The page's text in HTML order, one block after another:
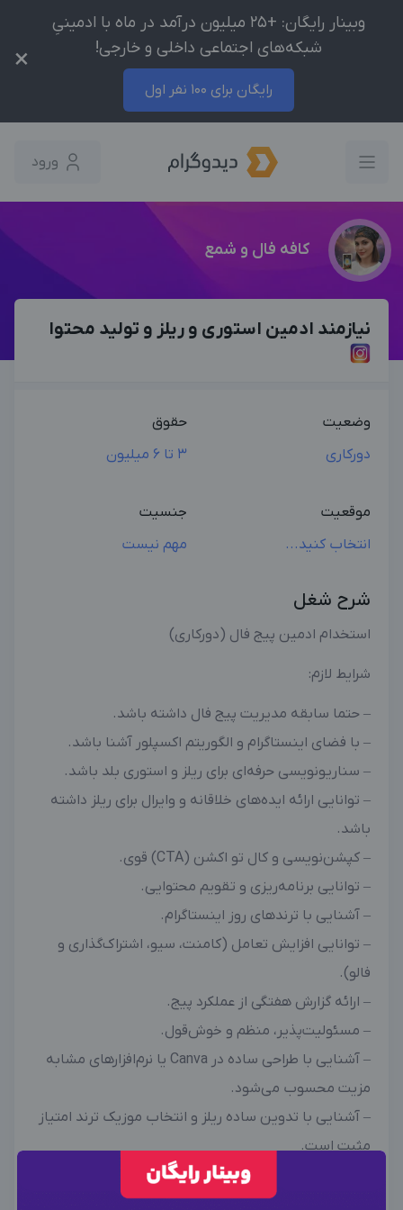
وبینار رایگان: +25 میلیون درآمد در ماه با ادمینیِ
شبکه‌های اجتماعی داخلی و خارجی!
رایگان برای 100 نفر اول
×
ورود
کافه‌ فال و شمع
نیازمند ادمین استوری و ریلز و تولید محتوا
وضعیت
دورکاری
حقوق
3 تا 6 میلیون
موقعیت
انتخاب کنید...
جنسیت
مهم نیست
شرح شغل
استخدام ادمین پیج فال (دورکاری)
شرایط لازم:
– حتما سابقه مدیریت پیج فال داشته باشد.
– با فضای اینستاگرام و الگوریتم اکسپلور آشنا باشد.
– سناریونویسی حرفه‌ای برای ریلز و استوری بلد باشد.
– توانایی ارائه ایده‌های خلاقانه و وایرال برای ریلز داشته
باشد.
– کپشن‌نویسی و کال تو اکشن (CTA) قوی.
– توانایی برنامه‌ریزی و تقویم محتوایی.
– آشنایی با ترندهای روز اینستاگرام.
– توانایی افزایش تعامل (کامنت، سیو، اشتراک‌گذاری و
فالو).
– ارائه گزارش هفتگی از عملکرد پیج.
– مسئولیت‌پذیر، منظم و خوش‌قول.
– آشنایی با طراحی ساده در Canva یا نرم‌افزارهای مشابه
مزیت محسوب می‌شود.
– آشنایی با تدوین ساده ریلز و انتخاب موزیک ترند امتیاز
مثبت است.
در زمان درخواست همکاری، لطفاً ارسال کنید:
وارد حساب کاربری شوید